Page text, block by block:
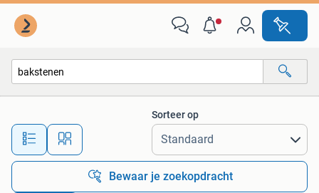
Alle afstanden…
Sorteer op
Bewaar je zoekopdracht